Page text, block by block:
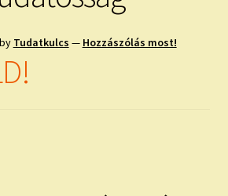
by Tudatkulcs — Hozzászólás most!